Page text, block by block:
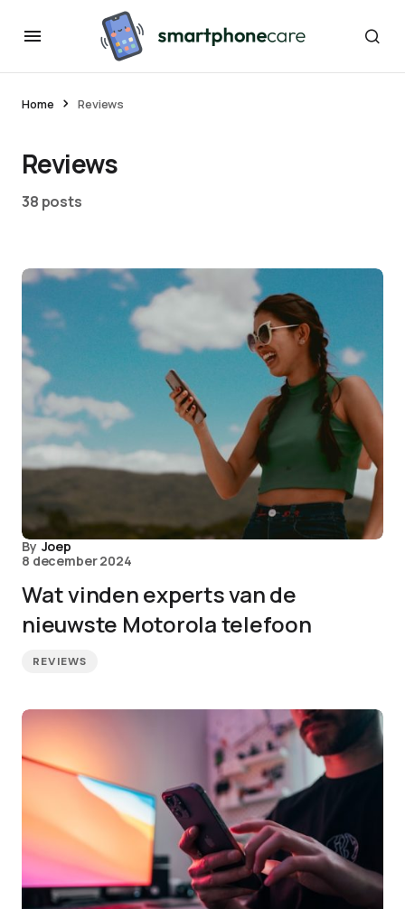
Home Reviews
Reviews
38 posts
By Joep
8 december 2024
Wat vinden experts van de
nieuwste Motorola telefoon
REVIEWS